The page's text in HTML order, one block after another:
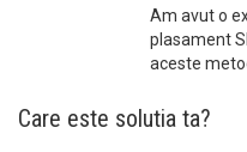
Am avut o
plasament
aceste
Care este solutia ta?